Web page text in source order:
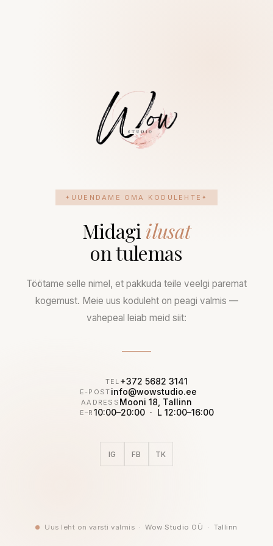
UUENDAME OMA KODULEHTE
Midagi ilusat
on tulemas
Töötame selle nimel, et pakkuda teile veelgi paremat
kogemust. Meie uus koduleht on peagi valmis —
vahepeal leiab meid siit:
TEL +372 5682 3141
E-POST info@wowstudio.ee
AADRESS Mooni 18, Tallinn
E–R 10:00–20:00 · L 12:00–16:00
IG FB TK
Uus leht on varsti valmis · Wow Studio OÜ · Tallinn